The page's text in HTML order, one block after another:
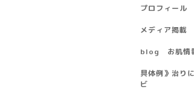
プロフィール
メディア掲載
blog お肌情
具体例》治り
ビ